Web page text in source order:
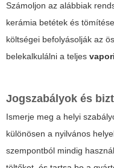
Számoljon az alábbiak
kerámia betétek és
költségei befolyásolják az
belekalkulálni a teljes
Jogszabályok és
Ismerje meg a helyi
különösen a nyilvános
szempontból mindig